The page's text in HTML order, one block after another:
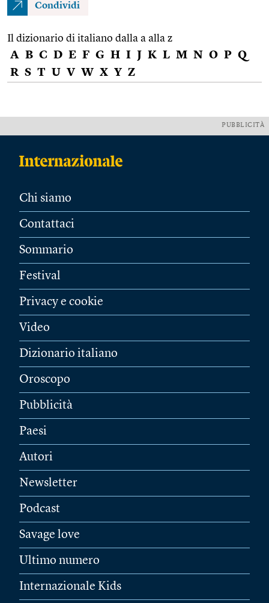
Condividi
Il dizionario di italiano dalla a alla z
A B C D E F G H I J K L M N O P Q
R S T U V W X Y Z
PUBBLICITÀ
Chi siamo
Contattaci
Sommario
Festival
Privacy e cookie
Video
Dizionario italiano
Oroscopo
Pubblicità
Paesi
Autori
Newsletter
Podcast
Savage love
Ultimo numero
Internazionale Kids